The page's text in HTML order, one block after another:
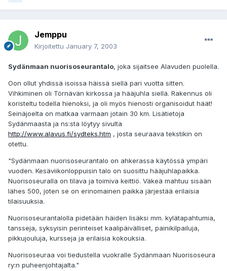
Jemppu
Kirjoitettu January 7, 2003
Sydänmaan nuorisoseurantalo, joka sijaitsee Alavuden puolella.
Oon ollut yhdissä isoissa häissä siellä pari vuotta sitten.
Vihkiminen oli Törnävän kirkossa ja hääjuhla siellä. Rakennus oli
koristeltu todella hienoksi, ja oli myös hienosti organisoidut häät!
Seinäjoelta on matkaa varmaan jotain 30 km. Lisätietoja
Sydänmaasta ja ns:sta löytyy sivulta
http://www.alavus.fi/sydteks.htm , josta seuraava tekstikin on
otettu.
"Sydänmaan nuorisoseurantalo on ahkerassa käytössä ympäri
vuoden. Kesäviikonloppuisin talo on suosittu hääjuhlapaikka.
Nuorisoseuralla on tilava ja toimiva keittiö. Väkeä mahtuu sisään
lähes 500, joten se on erinomainen paikka järjestää erilaisia
tilaisuuksia.
Nuorisoseurantalolla pidetään häiden lisäksi mm. kylätapahtumia,
tansseja, syksyisin perinteiset kaalipäivälliset, painikilpailuja,
pikkujouluja, kursseja ja erilaisia kokouksia.
Nuorisoseuraa voi tiedustella vuokralle Sydänmaan Nuorisoseura
ry:n puheenjohtajalta."